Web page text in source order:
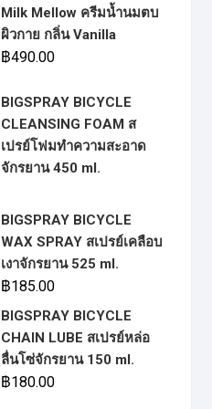
Milk Mellow ครีมน้ำนมตบ
ผิวกาย กลิ่น Vanilla
฿490.00
BIGSPRAY BICYCLE
CLEANSING FOAM ส
เปรย์โฟมทำความสะอาด
จักรยาน 450 ml.
BIGSPRAY BICYCLE
WAX SPRAY สเปรย์เคลือบ
เงาจักรยาน 525 ml.
฿185.00
BIGSPRAY BICYCLE
CHAIN LUBE สเปรย์หล่อ
ลื่นโซ่จักรยาน 150 ml.
฿180.00